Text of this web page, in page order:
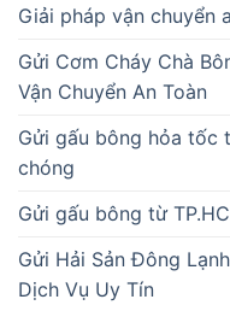
Giải pháp vận chuyển
Gửi Cơm Cháy Chà
Vận Chuyển An Toàn
Gửi gấu bông hỏa tốc
chóng
Gửi gấu bông từ
Gửi Hải Sản Đông
Dịch Vụ Uy Tín